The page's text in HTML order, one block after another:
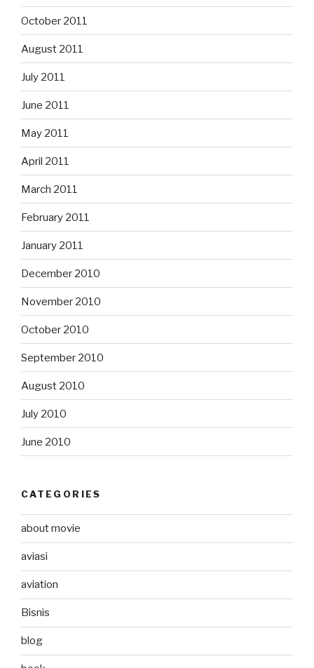
October 2011
August 2011
July 2011
June 2011
May 2011
April 2011
March 2011
February 2011
January 2011
December 2010
November 2010
October 2010
September 2010
August 2010
July 2010
June 2010
CATEGORIES
about movie
aviasi
aviation
Bisnis
blog